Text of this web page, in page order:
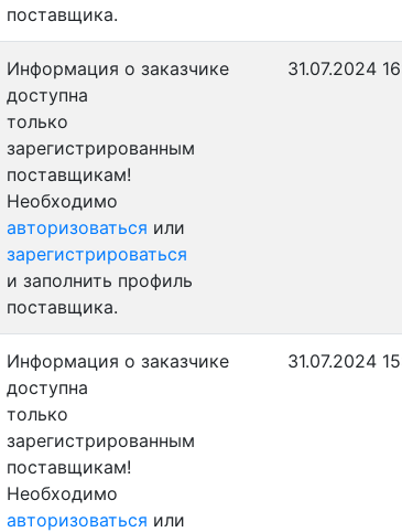
поставщика.
Информация о заказчике
доступна
только
зарегистрированным
поставщикам!
Необходимо
авторизоваться или
зарегистрироваться
и заполнить профиль
поставщика.
31.07.2024
Информация о заказчике
доступна
только
зарегистрированным
поставщикам!
Необходимо
авторизоваться или
31.07.2024